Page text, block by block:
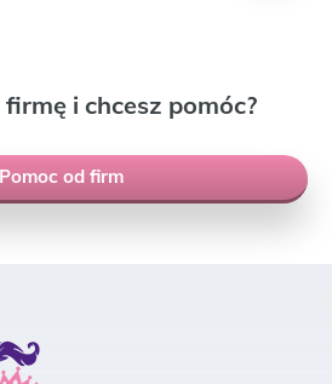
i chcesz pomóc?
Pomoc od firm